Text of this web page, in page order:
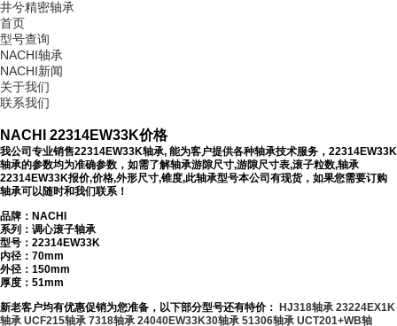
井兮精密轴承
首页
型号查询
NACHI轴承
NACHI新闻
关于我们
联系我们
NACHI 22314EW33K价格
我公司专业销售22314EW33K轴承, 能为客户提供各种轴承技术服务，22314EW33K
轴承的参数均为准确参数，如需了解轴承游隙尺寸,游隙尺寸表,滚子粒数,轴承
22314EW33K报价,价格,外形尺寸,锥度,此轴承型号本公司有现货，如果您需要订购
轴承可以随时和我们联系！
品牌：NACHI
系列：调心滚子轴承
型号： 22314EW33K
内径：70mm
外径：150mm
厚度：51mm
新老客户均有优惠促销为您准备，以下部分型号还有特价： HJ318轴承 23224EX1K
轴承 UCF215轴承 7318轴承 24040EW33K30轴承 51306轴承 UCT201+WB轴